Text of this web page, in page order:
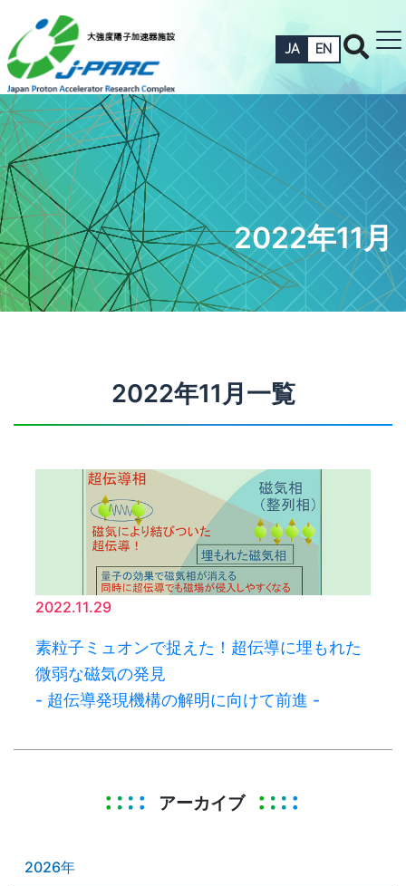
JA EN
2022年11月
2022年11月一覧
2022.11.29
素粒子ミュオンで捉えた！超伝導に埋もれた
微弱な磁気の発見
- 超伝導発現機構の解明に向けて前進 -
アーカイブ
2026年